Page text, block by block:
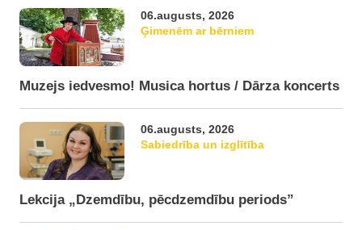
06.augusts, 2026
Ģimenēm ar bērniem
Muzejs iedvesmo! Musica hortus / Dārza koncerts
06.augusts, 2026
Sabiedrība un izglītība
Lekcija „Dzemdību, pēcdzemdību periods”